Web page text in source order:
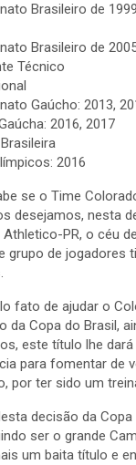
Brasileiro de
Brasileiro de
Técnico
Gaúcho: 2013,
2016, 2017
2016
se o Time
desejamos, nesta
PR, o céu
grupo de jogadores
fato de ajudar o
da Copa do Brasil,
este título lhe dará
para fomentar de
por ter sido um
decisão da Copa
ser o grande
um baita título e